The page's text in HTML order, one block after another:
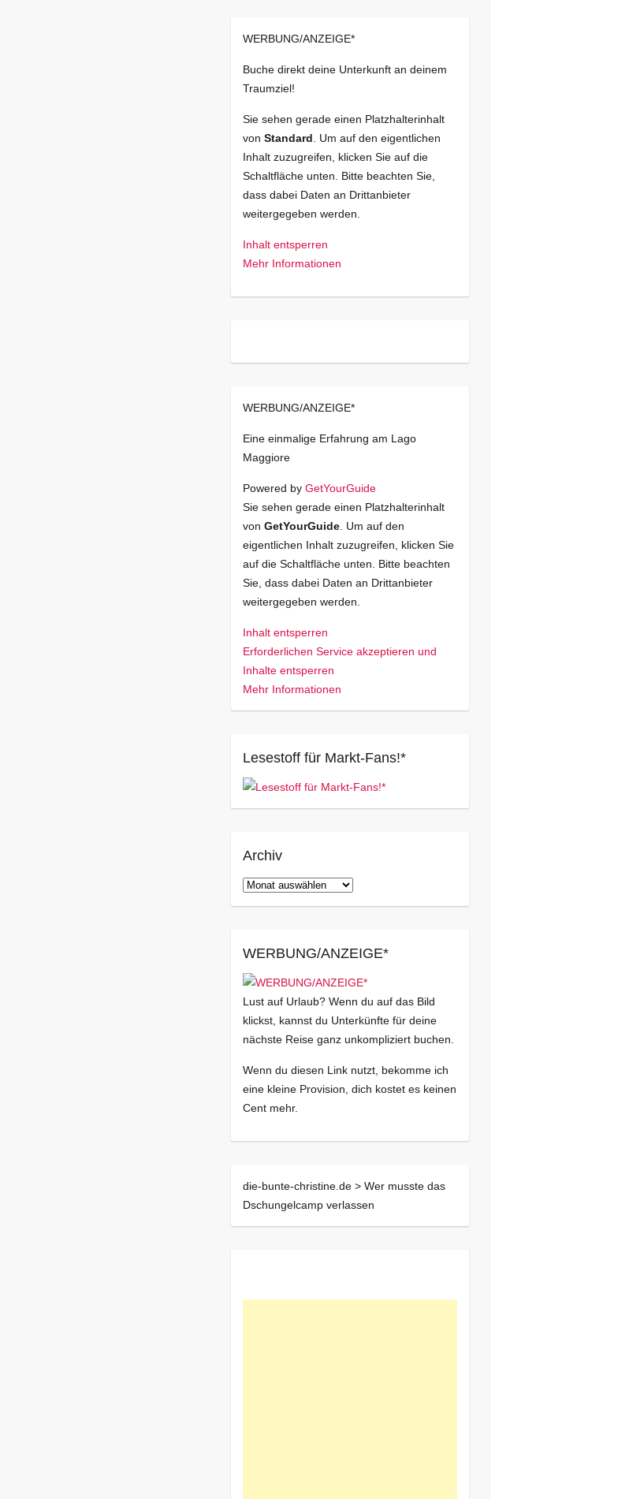
WERBUNG/ANZEIGE*
Buche direkt deine Unterkunft an deinem
Traumziel!
Sie sehen gerade einen Platzhalterinhalt
von Standard . Um auf den eigentlichen
Inhalt zuzugreifen, klicken Sie auf die
Schaltfläche unten. Bitte beachten Sie,
dass dabei Daten an Drittanbieter
weitergegeben werden.
Inhalt entsperren
Mehr Informationen
WERBUNG/ANZEIGE*
Eine einmalige Erfahrung am Lago
Maggiore
Powered by GetYourGuide
Sie sehen gerade einen Platzhalterinhalt
von GetYourGuide. Um auf den
eigentlichen Inhalt zuzugreifen, klicken Sie
auf die Schaltfläche unten. Bitte beachten
Sie, dass dabei Daten an Drittanbieter
weitergegeben werden.
Inhalt entsperren
Erforderlichen Service akzeptieren und
Inhalte entsperren
Mehr Informationen
Lesestoff für Markt-Fans!*
Archiv
Archiv
WERBUNG/ANZEIGE*
Lust auf Urlaub? Wenn du auf das Bild
klickst, kannst du Unterkünfte für deine
nächste Reise ganz unkompliziert buchen.
Wenn du diesen Link nutzt, bekomme ich
eine kleine Provision, dich kostet es keinen
Cent mehr.
die-bunte-christine.de > Wer musste das
Dschungelcamp verlassen